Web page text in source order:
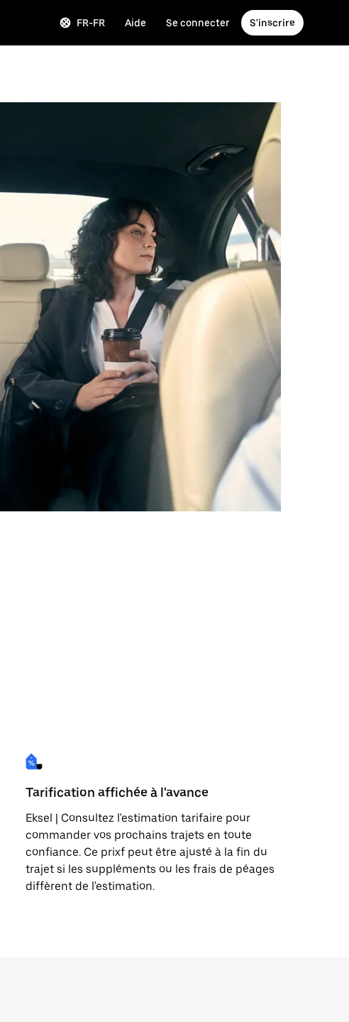
FR-FR Aide Se connecter S'inscrire
Tarification affichée à l'avance
Eksel | Consultez l'estimation tarifaire pour
commander vos prochains trajets en toute
confiance. Ce prixf peut être ajusté à la fin du
trajet si les suppléments ou les frais de péages
diffèrent de l'estimation.